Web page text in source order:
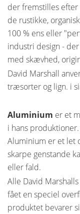
der fremstilles
de rustikke,
100 % ens eller
industri design -
med skævhed,
David Marshall
træsorter og lign. i
Aluminium er et
i hans produktioner.
Aluminium er et let
skarpe genstande
eller fald.
Alle David
fået en speciel
produktet bevarer